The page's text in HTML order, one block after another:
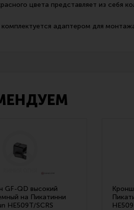
цвета представляет из себя
адаптером для
GF-QD высокий
на Пикатинни
HE509T/SCRS